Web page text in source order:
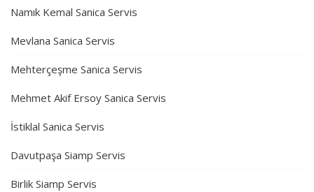
Namık Kemal Sanica Servis
Mevlana Sanica Servis
Mehterçeşme Sanica Servis
Mehmet Akif Ersoy Sanica Servis
İstiklal Sanica Servis
Davutpaşa Siamp Servis
Birlik Siamp Servis